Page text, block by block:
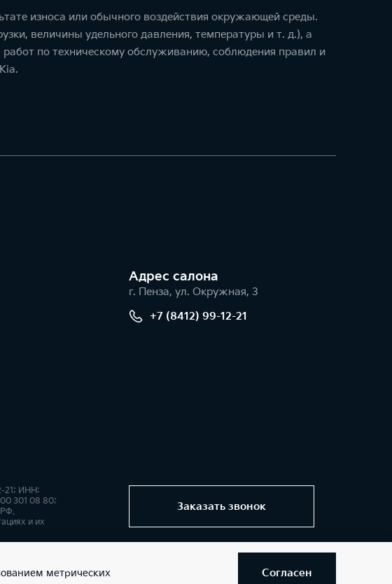
износа или обычного воздействия окружающей среды.
величины удельного давления, температуры и т. д.), а
по техническому обслуживанию, соблюдения правил и
Адрес салонa
г. Пенза, ул. Окружная, 3
+7 (8412) 99-12-21
Заказать звонок
21; ИНН:
301 08 80;
РФ.
и их
метрических
Согласен